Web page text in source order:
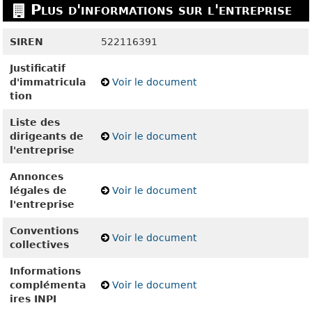
Plus d'informations sur l'entreprise
SIREN 522116391
Justificatif
d'immatricula
tion
Voir le document
Liste des
dirigeants de
l'entreprise
Voir le document
Annonces
légales de
l'entreprise
Voir le document
Conventions
collectives
Voir le document
Informations
complémenta
ires INPI
Voir le document